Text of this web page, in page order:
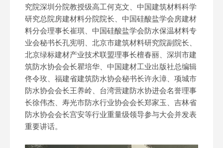
究院深圳分院教授级高工何克文、中国建筑材料科学
研究总院房建材料分院院长、中国硅酸盐学会房建材
料分会理事长崔琪、中国硅酸盐学会防水保温材料专
业会秘书长孔宪明、北京市建筑材料研究院副院长、
北京绿标建材产业技术联盟理事长檀春丽、深圳市建
筑防水协会会长瞿培华、中国建材工业出版社总编辑
佟令玫、福建省建筑防水协会秘书长许永漳、项城市
防水协会会长王养岭、台湾营建防水协进会名誉理事
长徐伟杰、寿光市防水行业协会会长郑家玉、吉林省
防水协会会长宫安等行业重量级领导参与大会并发表
重要讲话。